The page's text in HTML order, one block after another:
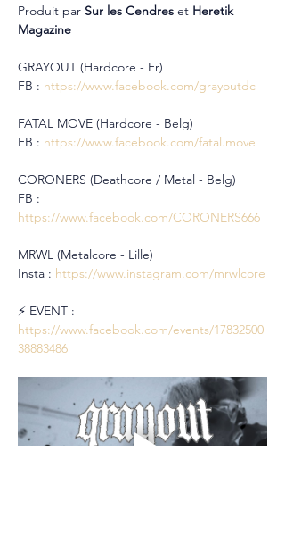
Produit par Sur les Cendres et Heretik
Magazine
GRAYOUT (Hardcore - Fr)
FB : https://www.facebook.com/grayoutdc
FATAL MOVE (Hardcore - Belg)
FB : https://www.facebook.com/fatal.move
CORONERS (Deathcore / Metal - Belg)
FB :
https://www.facebook.com/CORONERS666
MRWL (Metalcore - Lille)
Insta : https://www.instagram.com/mrwlcore
⚡️ EVENT :
https://www.facebook.com/events/17832500
38883486